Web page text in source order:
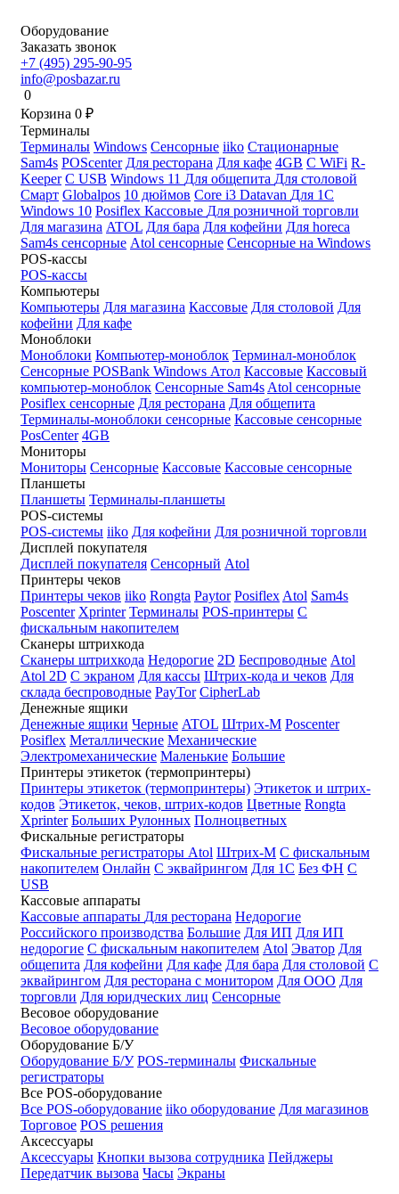
Оборудование
Заказать звонок
+7 (495) 295-90-95
info@posbazar.ru
0
Корзина 0 ₽
Терминалы
Терминалы Windows Сенсорные iiko Стационарные
Sam4s POScenter Для ресторана Для кафе 4GB С WiFi R-
Keeper С USB Windows 11 Для общепита Для столовой
Смарт Globalpos 10 дюймов Core i3 Datavan Для 1С
Windows 10 Posiflex Кассовые Для розничной торговли
Для магазина ATOL Для бара Для кофейни Для horeca
Sam4s сенсорные Atol сенсорные Сенсорные на Windows
POS-кассы
POS-кассы
Компьютеры
Компьютеры Для магазина Кассовые Для столовой Для
кофейни Для кафе
Моноблоки
Моноблоки Компьютер-моноблок Терминал-моноблок
Сенсорные POSBank Windows Атол Кассовые Кассовый
компьютер-моноблок Сенсорные Sam4s Atol сенсорные
Posiflex сенсорные Для ресторана Для общепита
Терминалы-моноблоки сенсорные Кассовые сенсорные
PosCenter 4GB
Мониторы
Мониторы Сенсорные Кассовые Кассовые сенсорные
Планшеты
Планшеты Терминалы-планшеты
POS-системы
POS-системы iiko Для кофейни Для розничной торговли
Дисплей покупателя
Дисплей покупателя Сенсорный Atol
Принтеры чеков
Принтеры чеков iiko Rongta Paytor Posiflex Atol Sam4s
Poscenter Xprinter Терминалы POS-принтеры С
фискальным накопителем
Сканеры штрихкода
Сканеры штрихкода Недорогие 2D Беспроводные Atol
Atol 2D С экраном Для кассы Штрих-кода и чеков Для
склада беспроводные PayTor CipherLab
Денежные ящики
Денежные ящики Черные ATOL Штрих-М Poscenter
Posiflex Металлические Механические
Электромеханические Маленькие Большие
Принтеры этикеток (термопринтеры)
Принтеры этикеток (термопринтеры) Этикеток и штрих-
кодов Этикеток, чеков, штрих-кодов Цветные Rongta
Xprinter Больших Рулонных Полноцветных
Фискальные регистраторы
Фискальные регистраторы Atol Штрих-М С фискальным
накопителем Онлайн С эквайрингом Для 1С Без ФН С
USB
Кассовые аппараты
Кассовые аппараты Для ресторана Недорогие
Российского производства Большие Для ИП Для ИП
недорогие С фискальным накопителем Atol Эватор Для
общепита Для кофейни Для кафе Для бара Для столовой С
эквайрингом Для ресторана с монитором Для ООО Для
торговли Для юридческих лиц Сенсорные
Весовое оборудование
Весовое оборудование
Оборудование Б/У
Оборудование Б/У POS-терминалы Фискальные
регистраторы
Все POS-оборудование
Все POS-оборудование iiko оборудование Для магазинов
Торговое POS решения
Аксессуары
Аксессуары Кнопки вызова сотрудника Пейджеры
Передатчик вызова Часы Экраны